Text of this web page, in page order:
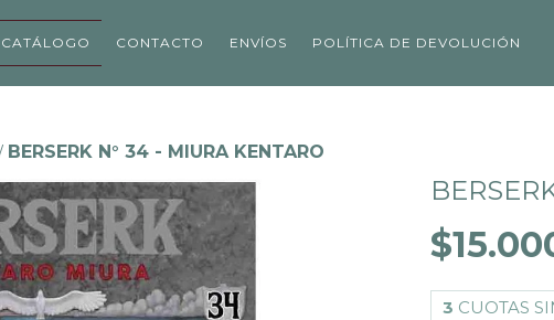
CATÁLOGO CONTACTO ENVÍOS POLÍTICA DE DEVOLUCIÓN
BERSERK N° 34 - MIURA KENTARO
3 CUOTAS